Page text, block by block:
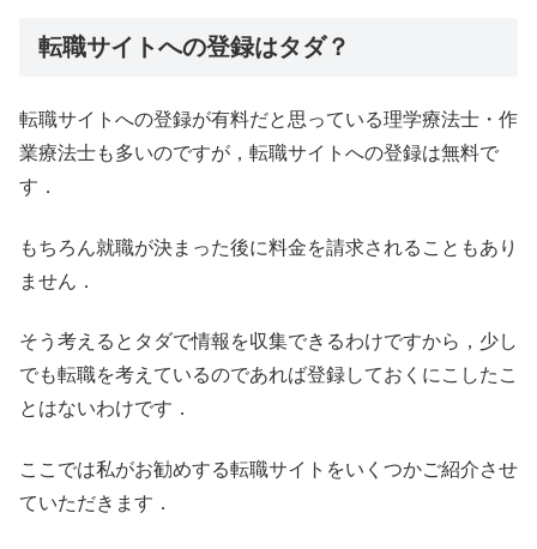
転職サイトへの登録はタダ？
転職サイトへの登録が有料だと思っている理学療法士・作
業療法士も多いのですが，転職サイトへの登録は無料で
す．
もちろん就職が決まった後に料金を請求されることもあり
ません．
そう考えるとタダで情報を収集できるわけですから，少し
でも転職を考えているのであれば登録しておくにこしたこ
とはないわけです．
ここでは私がお勧めする転職サイトをいくつかご紹介させ
ていただきます．